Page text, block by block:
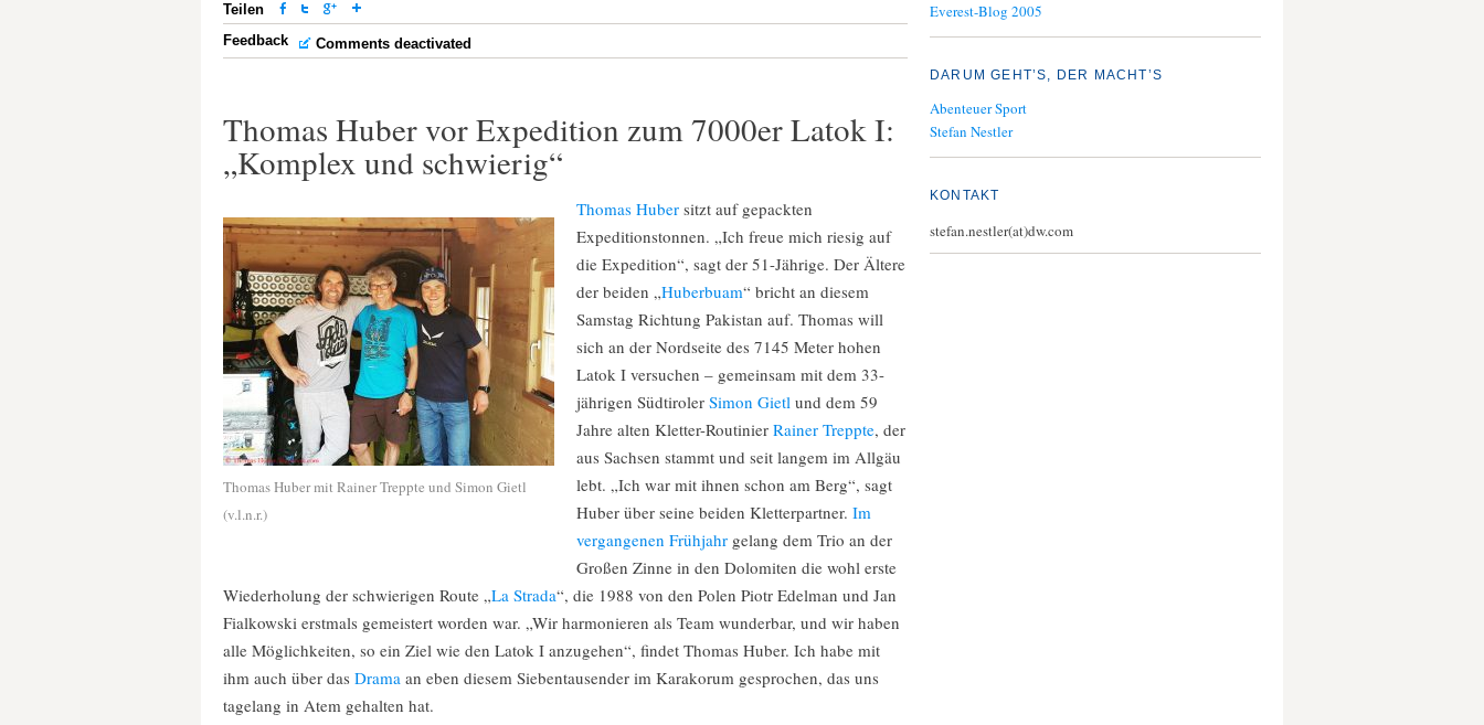
Teilen
Feedback
Comments deactivated
Thomas Huber vor Expedition zum 7000er Latok I:
„Komplex und schwierig“
Thomas Huber mit Rainer Treppte und Simon Gietl
(v.l.n.r.)
Thomas Huber sitzt auf gepackten
Expeditionstonnen. „Ich freue mich riesig auf
die Expedition“, sagt der 51-Jährige. Der Ältere
der beiden „Huberbuam“ bricht an diesem
Samstag Richtung Pakistan auf. Thomas will
sich an der Nordseite des 7145 Meter hohen
Latok I versuchen – gemeinsam mit dem 33-
jährigen Südtiroler Simon Gietl und dem 59
Jahre alten Kletter-Routinier Rainer Treppte, der
aus Sachsen stammt und seit langem im Allgäu
lebt. „Ich war mit ihnen schon am Berg“, sagt
Huber über seine beiden Kletterpartner. Im
vergangenen Frühjahr gelang dem Trio an der
Großen Zinne in den Dolomiten die wohl erste
Wiederholung der schwierigen Route „La Strada“, die 1988 von den Polen Piotr Edelman und Jan
Fialkowski erstmals gemeistert worden war. „Wir harmonieren als Team wunderbar, und wir haben
alle Möglichkeiten, so ein Ziel wie den Latok I anzugehen“, findet Thomas Huber. Ich habe mit
ihm auch über das Drama an eben diesem Siebentausender im Karakorum gesprochen, das uns
tagelang in Atem gehalten hat.
Everest-Blog 2005
DARUM GEHT’S, DER MACHT’S
Abenteuer Sport
Stefan Nestler
KONTAKT
stefan.nestler(at)dw.com